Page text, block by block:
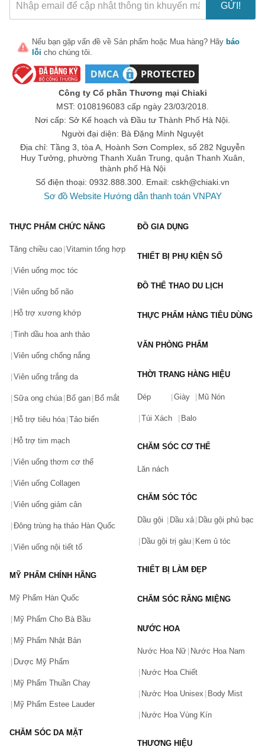
GỬI!
Nếu bạn gặp vấn đề về Sản phẩm hoặc Mua hàng? Hãy báo
lỗi cho chúng tôi.
Công ty Cổ phần Thương mại Chiaki
MST: 0108196083 cấp ngày 23/03/2018.
Nơi cấp: Sở Kế hoạch và Đầu tư Thành Phố Hà Nội.
Người đại diện: Bà Đặng Minh Nguyệt
Địa chỉ: Tầng 3, tòa A, Hoành Sơn Complex, số 282 Nguyễn
Huy Tưởng, phường Thanh Xuân Trung, quận Thanh Xuân,
thành phố Hà Nội
Số điện thoại: 0932.888.300. Email: cskh@chiaki.vn
Sơ đồ Website Hướng dẫn thanh toán VNPAY
THỰC PHẨM CHỨC NĂNG
Tăng chiều cao Vitamin tổng hợp
Viên uống mọc tóc
Viên uống bổ não
Hỗ trợ xương khớp
Tinh dầu hoa anh thảo
Viên uống chống nắng
Viên uống trắng da
Sữa ong chúa Bổ gan Bổ mắt
Hỗ trợ tiêu hóa Tảo biển
Hỗ trợ tim mạch
Viên uống thơm cơ thể
Viên uống Collagen
Viên uống giảm cân
Đông trùng hạ thảo Hàn Quốc
Viên uống nội tiết tố
MỸ PHẨM CHÍNH HÃNG
Mỹ Phẩm Hàn Quốc
Mỹ Phẩm Cho Bà Bầu
Mỹ Phẩm Nhật Bản
Dược Mỹ Phẩm
Mỹ Phẩm Thuần Chay
Mỹ Phẩm Estee Lauder
CHĂM SÓC DA MẶT
ĐỒ GIA DỤNG
THIẾT BỊ PHỤ KIỆN SỐ
ĐỒ THỂ THAO DU LỊCH
THỰC PHẨM HÀNG TIÊU DÙNG
VĂN PHÒNG PHẨM
THỜI TRANG HÀNG HIỆU
Dép Giày Mũ Nón
Túi Xách Balo
CHĂM SÓC CƠ THỂ
Lăn nách
CHĂM SÓC TÓC
Dầu gội Dầu xả Dầu gội phủ bạc
Dầu gội trị gàu Kem ủ tóc
THIẾT BỊ LÀM ĐẸP
CHĂM SÓC RĂNG MIỆNG
NƯỚC HOA
Nước Hoa Nữ Nước Hoa Nam
Nước Hoa Chiết
Nước Hoa Unisex Body Mist
Nước Hoa Vùng Kín
THƯƠNG HIỆU
🎁 Đừng Bỏ Lỡ! 🎁
Mã Giảm Giá Dành Riêng Cho Bạn
Giảm ngay -cho bất kỳ đơn hàng nào.
XXX-XXXX
Số lần áp dụng:1lần
Ngày hết hạn:
LẤY MÃ NGAY